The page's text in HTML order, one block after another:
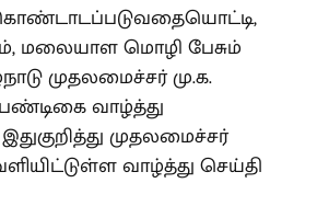
மலையாள மொழி பேசும்
முதலமைச்சர் மு.க.
வாழ்த்து
முதலமைச்சர்
வாழ்த்து செய்தி